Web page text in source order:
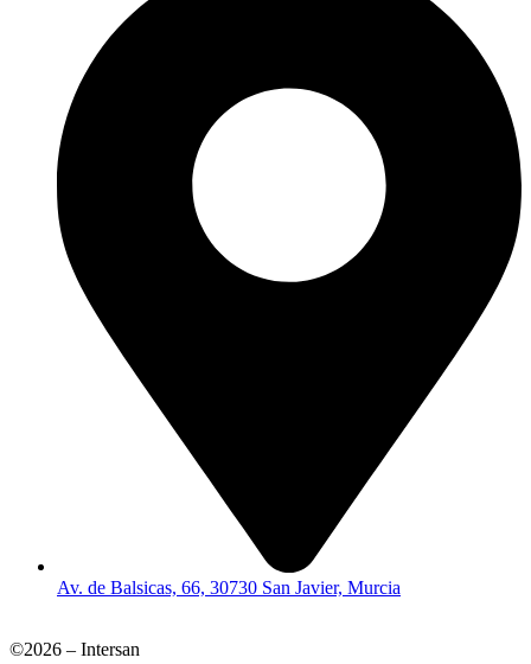
Av. de Balsicas, 66, 30730 San Javier, Murcia
©2026 – Intersan